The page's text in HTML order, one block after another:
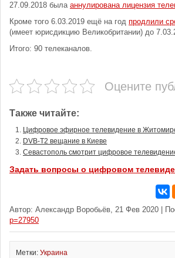
27.09.2018 была аннулирована лицензия
Кроме того 6.03.2019 ещё на год продлили
(имеет юрисдикцию Великобритании) до
Итого: 90 телеканалов.
Оцените
Также читайте:
Цифровое эфирное телевидение в
DVB-T2 вещание в Киеве
Севастополь смотрит цифровое
Задать вопросы о цифровом
Автор: Александр Воробьёв, 21 Фев 2020 |
p=27950
Метки: Украина